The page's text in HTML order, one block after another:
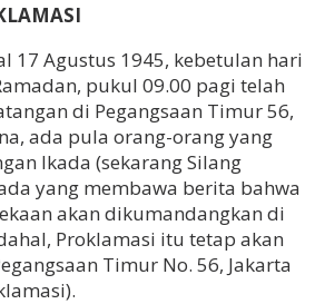
17 Agustus 1945, kebetulan hari
pukul 09.00 pagi telah
di Pegangsaan Timur 56,
ada pula orang-orang yang
Ikada (sekarang Silang
yang membawa berita bahwa
akan dikumandangkan di
Proklamasi itu tetap akan
Timur No. 56, Jakarta